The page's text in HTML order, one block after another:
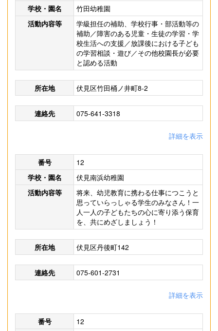
学校・園名
竹田幼稚園
活動内容等
学級担任の補助、学校行事・部活動等の
補助／障害のある児童・生徒の学習・学
校生活への支援／放課後における子ども
の学習相談・遊び／その他校園長が必要
と認める活動
所在地 伏見区竹田桶ノ井町8-2
連絡先 075-641-3318
詳細を表示
番号
12
学校・園名
伏見南浜幼稚園
活動内容等
将来、幼児教育に携わる仕事につこうと
思っていらっしゃる学生のみなさん！一
人一人の子どもたちの心に寄り添う保育
を、共にめざしましょう！
所在地 伏見区丹後町142
連絡先 075-601-2731
詳細を表示
番号
12